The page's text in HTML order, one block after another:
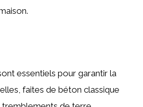
essentiels pour garantir la
faites de béton classique